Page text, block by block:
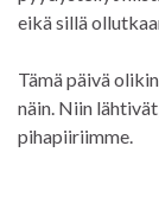
eikä sillä
Tämä päivä
näin. Niin
pihapiiriimme.